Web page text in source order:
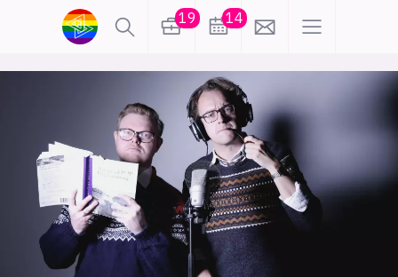
19 14
lønn
KI
karriere
meninger
utdanning sikkerhet
kontor
frontend
backend